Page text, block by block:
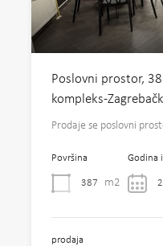
Poslovni prostor,
kompleks-
Prodaje se poslovni
Površina
387 m2
Godina
prodaja